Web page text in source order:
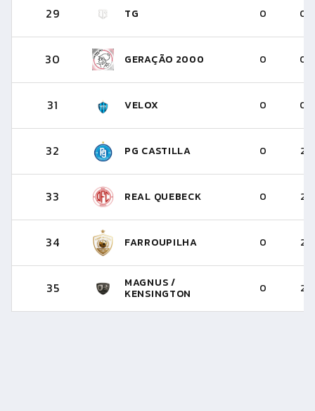
29 TG 0 0
30 GERAÇÃO 2000 0 0
31 VELOX 0 0
32 PG CASTILLA 0 2
33 REAL QUEBECK 0 2
34 FARROUPILHA 0 2
35 MAGNUS /
KENSINGTON 0 2